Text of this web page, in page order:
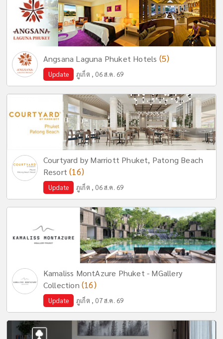
Angsana Laguna Phuket Hotels (5)
Update ภูเก็ต , 06 ส.ค. 69
Courtyard by Marriott Phuket, Patong Beach
Resort(16)
Update ภูเก็ต , 06 ส.ค. 69
Kamaliss MontAzure Phuket - MGallery
Collection (16)
Update ภูเก็ต , 07 ส.ค. 69